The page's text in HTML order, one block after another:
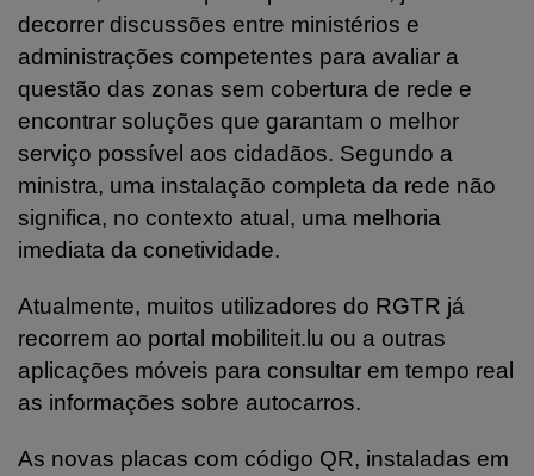
decorrer discussões entre ministérios e
administrações competentes para avaliar a
questão das zonas sem cobertura de rede e
encontrar soluções que garantam o melhor
serviço possível aos cidadãos. Segundo a
ministra, uma instalação completa da rede não
significa, no contexto atual, uma melhoria
imediata da conetividade.
Atualmente, muitos utilizadores do RGTR já
recorrem ao portal mobiliteit.lu ou a outras
aplicações móveis para consultar em tempo real
as informações sobre autocarros.
As novas placas com código QR, instaladas em